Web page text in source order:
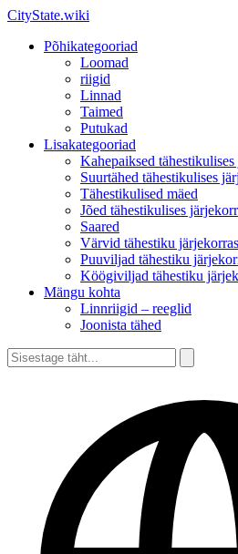
CityState.wiki
Põhikategooriad
Loomad
riigid
Linnad
Taimed
Putukad
Lisakategooriad
Kahepaiksed
Suurtähed tähestikulises
Tähestikulised mäed
Jõed tähestikulises
Saared
Värvid tähestiku järjekorras
Puuviljad tähestiku
Köögiviljad tähestiku
Mängu kohta
Linnriigid – reeglid
Joonista tähed